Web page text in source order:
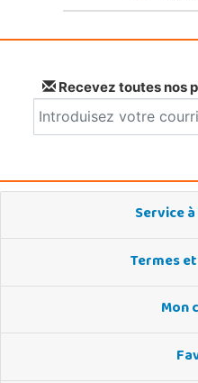
Recevez toutes nos
Service
Termes
Mon